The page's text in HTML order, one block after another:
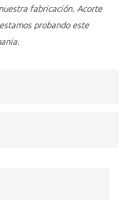
fabricación. Acorte
probando este